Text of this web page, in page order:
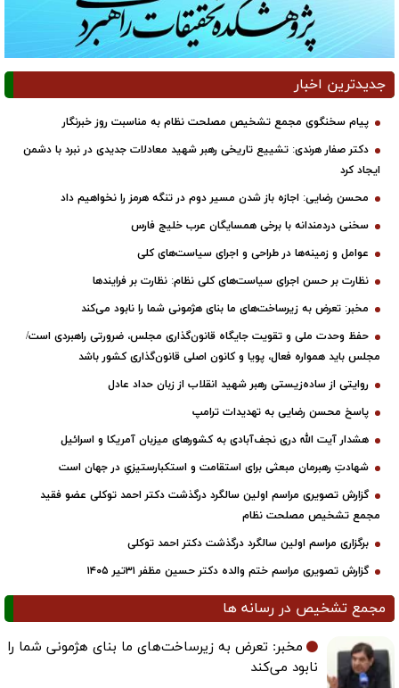
جدیدترین اخبار
پیام سخنگوی مجمع تشخیص مصلحت نظام به مناسبت روز خبرنگار
دکتر صفار هرندی: تشییع تاریخی رهبر شهید معادلات جدیدی در نبرد با دشمن
ایجاد کرد
محسن رضایی: اجازه باز شدن مسیر دوم در تنگه هرمز را نخواهیم داد
سخنی دردمندانه با برخی همسایگان عرب خلیج فارس
عوامل و زمینه‌ها در طراحی و اجرای سیاست‌های کلی
نظارت بر حسن اجرای سیاست‌های کلی نظام: نظارت بر فرایندها
مخبر: تعرض به زیرساخت‌های ما بنای هژمونی شما را نابود می‌کند
حفظ وحدت ملی و تقویت جایگاه قانون‌گذاری مجلس، ضرورتی راهبردی است/
مجلس باید همواره فعال، پویا و کانون اصلی قانون‌گذاری کشور باشد
روایتی از ساده‌زیستی رهبر شهید انقلاب از زبان حداد عادل
پاسخ محسن رضایی به تهدیدات ترامپ
هشدار آیت الله دری نجف‌آبادی به کشورهای میزبان آمریکا و اسرائیل
شهادتِ رهبرمان مبعثی برای استقامت و استکبارستیزیِ در جهان است
گزارش تصویری مراسم اولین سالگرد درگذشت دکتر احمد توکلی عضو فقید
مجمع تشخیص مصلحت نظام
برگزاری مراسم اولین سالگرد درگذشت دکتر احمد توکلی
گزارش تصویری مراسم ختم والده دکتر حسین مظفر ۳۱تیر ۱۴۰۵
مجمع تشخیص در رسانه ها
مخبر: تعرض به زیرساخت‌های ما بنای هژمونی شما را
نابود می‌کند